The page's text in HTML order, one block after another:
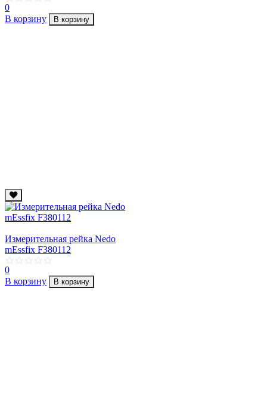
0
В корзину
В корзину
Измерительная рейка Nedo
mEssfix F380112
0
В корзину
В корзину